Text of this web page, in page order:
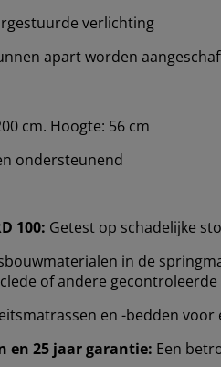
verlichting
apart worden
cm. Hoogte: 56 cm
ondersteunend
100: Getest op schadelijke
in de
of andere
en -bedden voor
en 25 jaar garantie: Een